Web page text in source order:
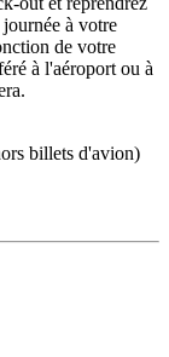
à votre
de votre
à l'aéroport ou à
billets d'avion)